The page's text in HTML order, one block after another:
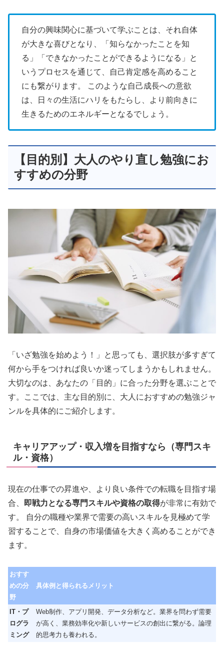
自分の興味関心に基づいて学ぶことは、それ自体
が大きな喜びとなり、「知らなかったことを知
る」「できなかったことができるようになる」と
いうプロセスを通じて、自己肯定感を高めること
にも繋がります。 このような自己成長への意欲
は、日々の生活にハリをもたらし、より前向きに
生きるためのエネルギーとなるでしょう。
【目的別】大人のやり直し勉強にお
すすめの分野
「いざ勉強を始めよう！」と思っても、選択肢が多すぎて
何から手をつければ良いか迷ってしまうかもしれません。
大切なのは、あなたの「目的」に合った分野を選ぶことで
す。ここでは、主な目的別に、大人におすすめの勉強ジャ
ンルを具体的にご紹介します。
キャリアアップ・収入増を目指すなら（専門スキ
ル・資格）
現在の仕事での昇進や、より良い条件での転職を目指す場
合、
即戦力となる専門スキルや資格の取得が非常に有効で
す。 自分の職種や業界で需要の高いスキルを見極めて学
習することで、自身の市場価値を大きく高めることができ
ます。
おすす
めの分
野
具体例と得られるメリット
IT・プ
ログラ
ミング
Web制作、アプリ開発、データ分析など。業界を問わず需要
が高く、業務効率化や新しいサービスの創出に繋がる。論理
的思考力も養われる。